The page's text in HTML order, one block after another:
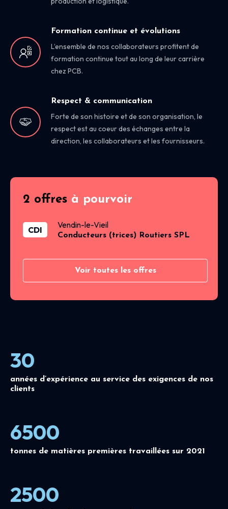
Formation continue et évolutions
L’ensemble de nos collaborateurs profitent de
formation continue tout au long de leur carrière
chez PCB.
Respect & communication
Forte de son histoire et de son organisation, le
respect est au coeur des échanges entre la
direction, les collaborateurs et les fournisseurs.
2 offres à pourvoir
CDI Vendin-le-Vieil
Conducteurs (trices) Routiers SPL
Voir toutes les offres
30
années d’expérience au service des exigences de nos
clients
6500
tonnes de matières premières travaillées sur 2021
2500